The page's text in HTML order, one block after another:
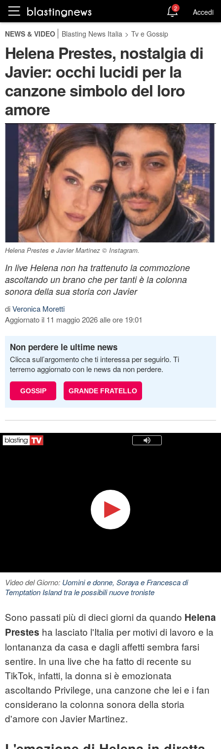
2 Accedi
NEWS & VIDEO Blasting News Italia > Tv e Gossip
Helena Prestes, nostalgia di
Javier: occhi lucidi per la
canzone simbolo del loro
amore
Helena Prestes e Javier Martinez © Instagram.
In live Helena non ha trattenuto la commozione
ascoltando un brano che per tanti è la colonna
sonora della sua storia con Javier
diVeronica Moretti
Aggiornato il 11 maggio 2026 alle ore 19:01
Non perdere le ultime news
Clicca sull’argomento che ti interessa per seguirlo. Ti
terremo aggiornato con le news da non perdere.
GOSSIP GRANDE FRATELLO
Video del Giorno: Uomini e donne, Soraya e Francesca di
Temptation Island tra le possibili nuove troniste
Sono passati più di dieci giorni da quando Helena
Prestes ha lasciato l'Italia per motivi di lavoro e la
lontananza da casa e dagli affetti sembra farsi
sentire. In una live che ha fatto di recente su
TikTok, infatti, la donna si è emozionata
ascoltando Privilege, una canzone che lei e i fan
considerano la colonna sonora della storia
d'amore con Javier Martinez.